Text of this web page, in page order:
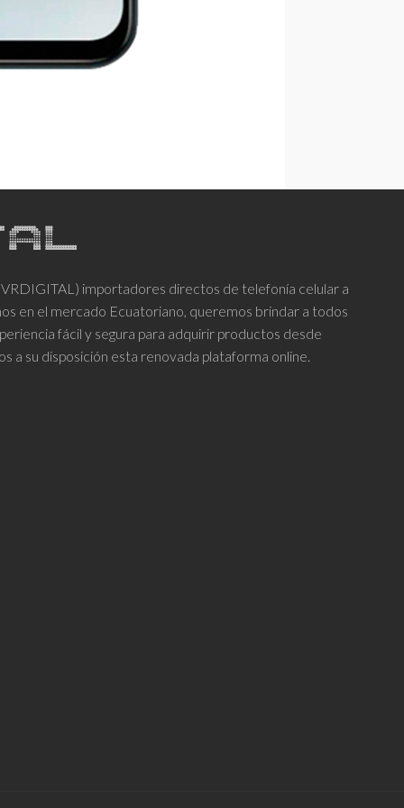
importadores directos de telefonía celular a
en el mercado Ecuatoriano, queremos brindar a todos
fácil y segura para adquirir productos desde
a su disposición esta renovada plataforma online.